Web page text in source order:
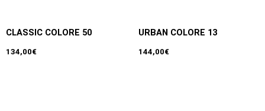
CLASSIC COLORE 50
134,00€
URBAN COLORE 13
144,00€